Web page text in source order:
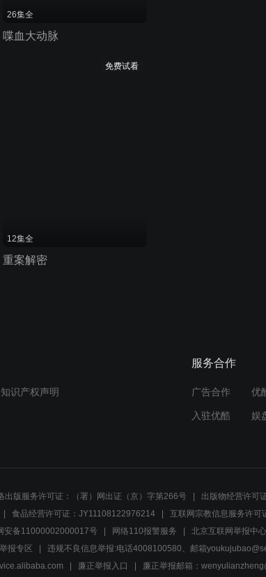
26集全
喋血大动脉
免费试看
12集全
重案解密
知识产权声明
服务合作
广告合作 优
入驻优酷 娱
出版服务许可证：（署）网出证（京）字第266号
出版物经营许可
食品经营许可证：JY11108122976214
互联网宗教信息服务许
安备11000002000017号 网络110报警服务 北京互联网举报中心
报专区
违规不良信息举报:电话4008100580、邮箱
廉正举报入口 廉正举报邮箱：